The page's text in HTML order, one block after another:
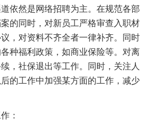
依然是网络招聘为主。在规范各部
的同时，对新员工严格审查入职材
，对资料不齐全者一律补齐。同时
种福利政策，如商业保险等。对离
，社保退出等工作。同时，关注人
的工作中加强某方面的工作，减少
：